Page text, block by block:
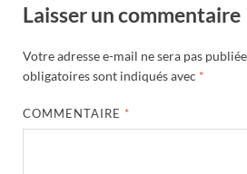
Laisser un commentaire
Votre adresse e-mail ne sera pas
obligatoires sont indiqués avec *
COMMENTAIRE *